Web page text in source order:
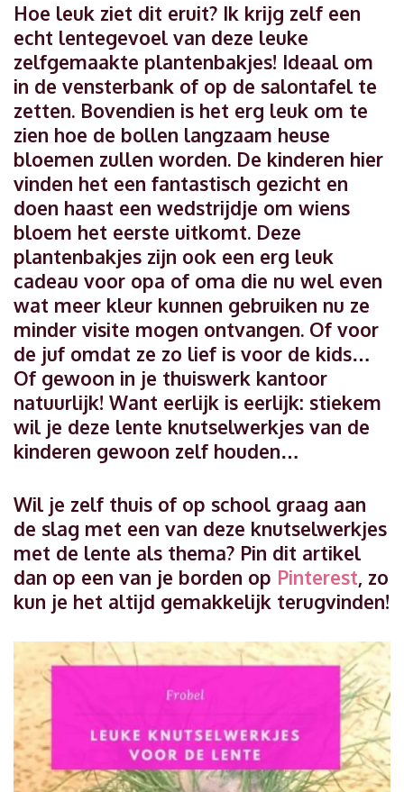
Hoe leuk ziet dit eruit? Ik krijg zelf een
echt lentegevoel van deze leuke
zelfgemaakte plantenbakjes! Ideaal om
in de vensterbank of op de salontafel te
zetten. Bovendien is het erg leuk om te
zien hoe de bollen langzaam heuse
bloemen zullen worden. De kinderen hier
vinden het een fantastisch gezicht en
doen haast een wedstrijdje om wiens
bloem het eerste uitkomt. Deze
plantenbakjes zijn ook een erg leuk
cadeau voor opa of oma die nu wel even
wat meer kleur kunnen gebruiken nu ze
minder visite mogen ontvangen. Of voor
de juf omdat ze zo lief is voor de kids…
Of gewoon in je thuiswerk kantoor
natuurlijk! Want eerlijk is eerlijk: stiekem
wil je deze lente knutselwerkjes van de
kinderen gewoon zelf houden…
Wil je zelf thuis of op school graag aan
de slag met een van deze knutselwerkjes
met de lente als thema? Pin dit artikel
dan op een van je borden op Pinterest, zo
kun je het altijd gemakkelijk terugvinden!